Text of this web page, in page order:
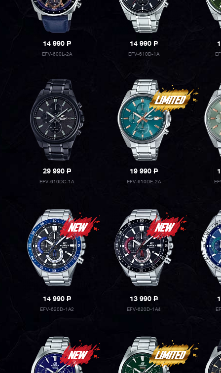
14 990P
EFV-600L-2A
14 990P
EFV-610D-1A
29 990P
EFV-610DC-1A
19 990P
EFV-610DE-2A
14 990P
EFV-620D-1A2
13 990P
EFV-620D-1A4